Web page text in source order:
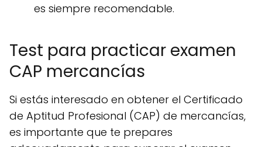
es siempre recomendable.
Test para practicar examen
CAP mercancías
Si estás interesado en obtener el Certificado
de Aptitud Profesional (CAP) de mercancías,
es importante que te prepares